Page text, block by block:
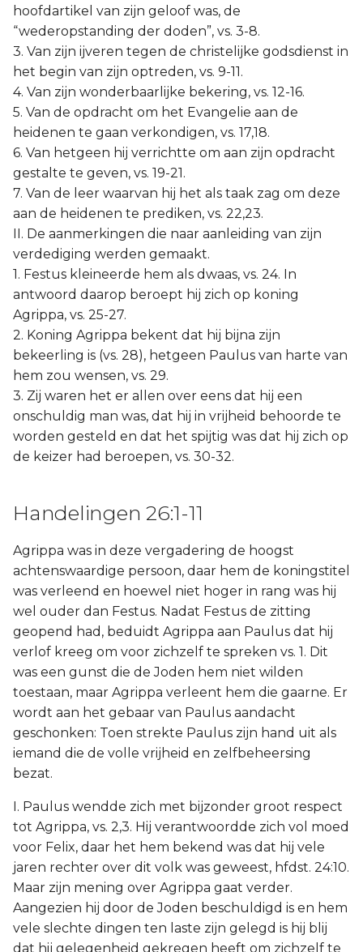
hoofdartikel van zijn geloof was, de
“wederopstanding der doden”, vs. 3-8.
3. Van zijn ijveren tegen de christelijke godsdienst in
het begin van zijn optreden, vs. 9-11.
4. Van zijn wonderbaarlijke bekering, vs. 12-16.
5. Van de opdracht om het Evangelie aan de
heidenen te gaan verkondigen, vs. 17,18.
6. Van hetgeen hij verrichtte om aan zijn opdracht
gestalte te geven, vs. 19-21.
7. Van de leer waarvan hij het als taak zag om deze
aan de heidenen te prediken, vs. 22,23.
II. De aanmerkingen die naar aanleiding van zijn
verdediging werden gemaakt.
1. Festus kleineerde hem als dwaas, vs. 24. In
antwoord daarop beroept hij zich op koning
Agrippa, vs. 25-27.
2. Koning Agrippa bekent dat hij bijna zijn
bekeerling is (vs. 28), hetgeen Paulus van harte van
hem zou wensen, vs. 29.
3. Zij waren het er allen over eens dat hij een
onschuldig man was, dat hij in vrijheid behoorde te
worden gesteld en dat het spijtig was dat hij zich op
de keizer had beroepen, vs. 30-32.
Handelingen 26:1-11
Agrippa was in deze vergadering de hoogst
achtenswaardige persoon, daar hem de koningstitel
was verleend en hoewel niet hoger in rang was hij
wel ouder dan Festus. Nadat Festus de zitting
geopend had, beduidt Agrippa aan Paulus dat hij
verlof kreeg om voor zichzelf te spreken vs. 1. Dit
was een gunst die de Joden hem niet wilden
toestaan, maar Agrippa verleent hem die gaarne. Er
wordt aan het gebaar van Paulus aandacht
geschonken: Toen strekte Paulus zijn hand uit als
iemand die de volle vrijheid en zelfbeheersing
bezat.
I. Paulus wendde zich met bijzonder groot respect
tot Agrippa, vs. 2,3. Hij verantwoordde zich vol moed
voor Felix, daar het hem bekend was dat hij vele
jaren rechter over dit volk was geweest, hfdst. 24:10.
Maar zijn mening over Agrippa gaat verder.
Aangezien hij door de Joden beschuldigd is en hem
vele slechte dingen ten laste zijn gelegd is hij blij
dat hij gelegenheid gekregen heeft om zichzelf te